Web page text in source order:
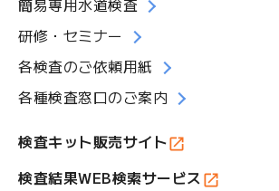
簡易専用水道検査
研修・セミナー
各検査のご依頼用紙
各種検査窓口のご案内
検査キット販売サイト
検査結果WEB検索サービス